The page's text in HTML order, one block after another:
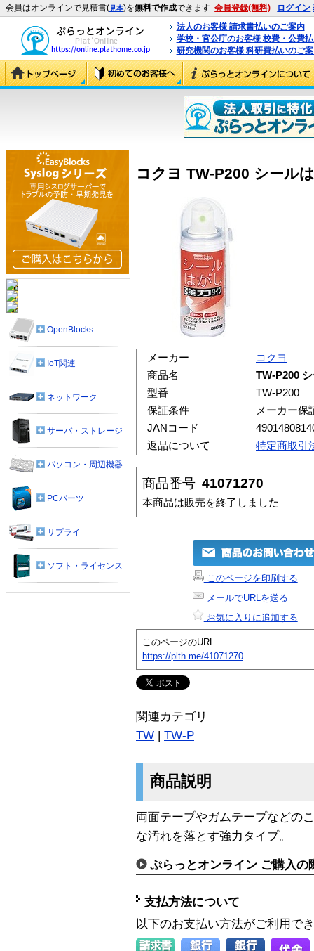
会員はオンラインで見積書(見本)を無料で作成できます 会員登録(無料) ログイン
法人のお客様 請求書払いのご案内
学校・官公庁のお客様 校費・公費
研究機関のお客様 科研費払いのご
コクヨ TW-P200 シール
メーカー
コクヨ
商品名
TW-P200
型番
TW-P200
保証条件
メーカー保
JANコード
返品について
特定商取引
商品番号 41071270
本商品は販売を終了しました
このページを印刷する
メールでURLを送る
お気に入りに追加する
このページのURL
https://plth.me/41071270
関連カテゴリ
TW | TW-P
商品説明
両面テープやガムテープなどの
な汚れを落とす強力タイプ。
ぷらっとオンライン ご購入の
支払方法について
以下のお支払い方法がご利用で
OpenBlocks
IoT関連
ネットワーク
サーバ・ストレージ
パソコン・周辺機器
PCパーツ
サプライ
ソフト・ライセンス